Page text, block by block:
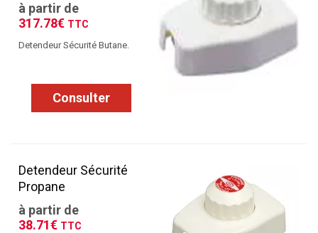
à partir de
317.78€ TTC
Detendeur Sécurité Butane.
Consulter
Detendeur Sécurité
Propane
à partir de
38.71€ TTC